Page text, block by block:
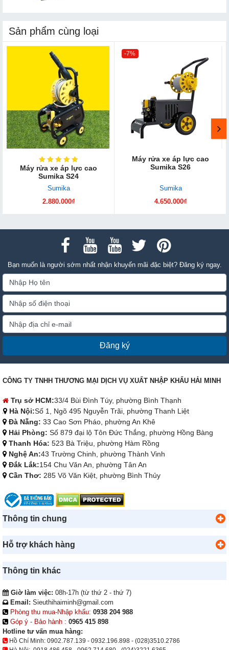
Sản phẩm cùng loại
Máy rửa xe áp lực cao
Sumika S24
Sumika
2.880.000₫
-7%
Máy rửa xe áp lực cao
Sumika S26
Sumika
4.650.000₫
Bạn muốn là người sớm nhất nhận khuyến mãi đặc biệt? Đăng ký ngay.
Đăng ký
CÔNG TY TNHH THƯƠNG MẠI DỊCH VỤ XUẤT NHẬP KHẨU HẢI MINH
Trụ sở HCM:33/4 Bùi Đình Túy, phường Bình Thạnh
Hà Nội:Số 1, Ngõ 495 Nguyễn Trãi, phường Thanh Liệt
Đà Nẵng: 33 Cao Sơn Pháo, phường An Khê
Hải Phòng: Số 879 đại lộ Tôn Đức Thắng, phường Hồng Bàng
Thanh Hóa: 523 Bà Triệu, phường Hàm Rồng
Nghệ An:43 Trường Chinh, phường Thành Vinh
Đắk Lắk:154 Chu Văn An, phường Tân An
Cần Thơ: 285 Võ Văn Kiệt, phường Bình Thủy
Thông tin chung
Hỗ trợ khách hàng
Thông tin khác
Giờ làm việc: 08h-17h (từ thứ 2 - thứ 7)
Email: Sieuthihaiminh@gmail.com
Phòng thu mua-Nhập khẩu: 0938 204 988
Góp ý - Bảo hành : 0965 415 898
Hotline tư vấn mua hàng:
Hồ Chí Minh: 0902.787.139 - 0932.196.898 - (028)3510.2786